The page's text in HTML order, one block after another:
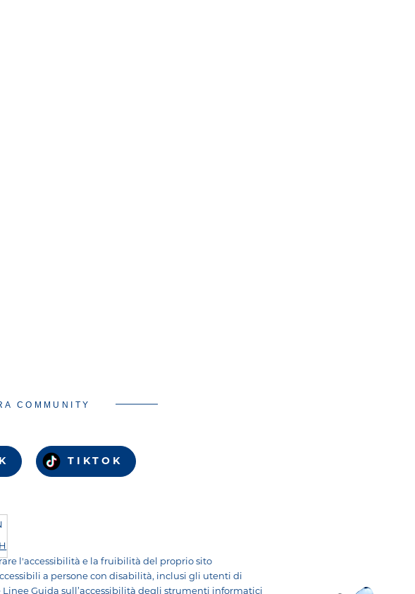
COMMUNITY
TIKTOK
l'accessibilità e la fruibilità del proprio sito
a persone con disabilità, inclusi gli utenti di
Guida sull’accessibilità degli strumenti informatici